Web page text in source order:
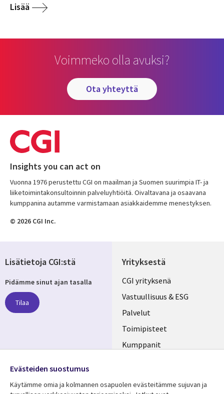
Lisää
Voimmeko olla avuksi?
ota yhteyttä
Insights you can act on
Vuonna 1976 perustettu CGI on maailman ja Suomen suurimpia IT- ja
liiketoimintakonsultoinnin palveluyhtiöitä. Oivaltavana ja osaavana
kumppanina autamme varmistamaan asiakkaidemme menestyksen.
© 2026 CGI Inc.
Yrityksestä
Useful
links
FINLAND
CGI yrityksenä
Vastuullisuus & ESG
Palvelut
Toimipisteet
Kumppanit
Lisätietoja CGI:stä
Pidämme sinut ajan tasalla
Tilaa
Media
Evästeiden suostumus
Käytämme omia ja kolmannen osapuolen evästeitämme sujuvan ja